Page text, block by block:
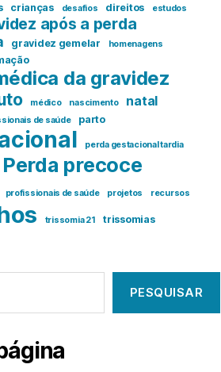
crianças desafios direitos estudos
após a perda
gravidez gemelar homenagens
da gravidez
médico nascimento natal
de saúde parto
perda gestacional tardia
Perda precoce
profissionais de saúde projetos recursos
trissomia 21 trissomias
PESQUISAR